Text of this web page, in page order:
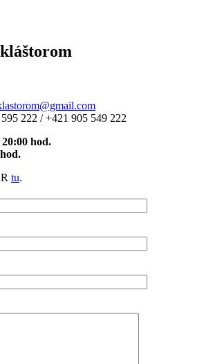
222 / +421 905 549 222
hod.
tu.